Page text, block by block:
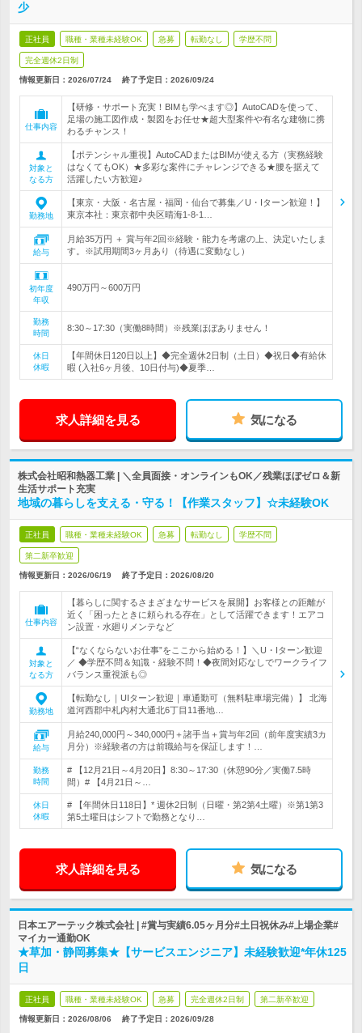
少
正社員 職種・業種未経験OK 急募 転勤なし 学歴不問
完全週休2日制
情報更新日：2026/07/24 終了予定日： 2026/09/24
仕事内容
【研修・サポート充実！BIMも学べます◎】AutoCADを使って、
足場の施工図作成・製図をお任せ★超大型案件や有名な建物に携
わるチャンス！
対象と
なる方
【ポテンシャル重視】AutoCADまたはBIMが使える方（実務経験
はなくてもOK）★多彩な案件にチャレンジできる★腰を据えて
活躍したい方歓迎♪
勤務地
【東京・大阪・名古屋・福岡・仙台で募集／U・Iターン歓迎！】
東京本社：東京都中央区晴海1-8-1…
給与
月給35万円 ＋ 賞与年2回※経験・能力を考慮の上、決定いたしま
す。※試用期間3ヶ月あり（待遇に変動なし）
初年度
年収
490万円～600万円
勤務
時間
8:30～17:30（実働8時間）※残業ほぼありません！
休日
休暇
【年間休日120日以上】◆完全週休2日制（土日）◆祝日◆有給休
暇 (入社6ヶ月後、10日付与)◆夏季…
求人詳細を見る 気になる
株式会社昭和熱器工業 | ＼全員面接・オンラインもOK／残業ほぼゼロ＆新
生活サポート充実
地域の暮らしを支える・守る！【作業スタッフ】☆未経験OK
正社員 職種・業種未経験OK 急募 転勤なし 学歴不問
第二新卒歓迎
情報更新日：2026/06/19 終了予定日： 2026/08/20
仕事内容
【暮らしに関するさまざまなサービスを展開】お客様との距離が
近く「困ったときに頼られる存在」として活躍できます！エアコ
ン設置・水廻りメンテなど
対象と
なる方
【“なくならないお仕事”をここから始める！】＼U・Iターン歓迎
／ ◆学歴不問＆知識・経験不問！◆夜間対応なしでワークライフ
バランス重視派も◎
勤務地
【転勤なし｜UIターン歓迎｜車通勤可（無料駐車場完備）】 北海
道河西郡中札内村大通北6丁目11番地…
給与
月給240,000円～340,000円＋諸手当＋賞与年2回（前年度実績3カ
月分）※経験者の方は前職給与を保証します！…
勤務
時間
# 【12月21日～4月20日】8:30～17:30（休憩90分／実働7.5時
間）# 【4月21日～…
休日
休暇
# 【年間休日118日】* 週休2日制（日曜・第2第4土曜）※第1第3
第5土曜日はシフトで勤務となり…
求人詳細を見る 気になる
日本エアーテック株式会社 | #賞与実績6.05ヶ月分#土日祝休み#上場企業#
マイカー通勤OK
★草加・静岡募集★【サービスエンジニア】未経験歓迎*年休125
日
正社員 職種・業種未経験OK 急募 完全週休2日制 第二新卒歓迎
情報更新日：2026/08/06 終了予定日： 2026/09/28